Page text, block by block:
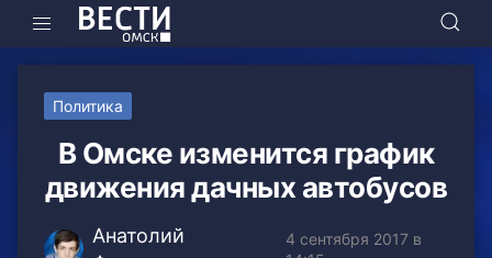
Политика
В Омске изменится график
движения дачных автобусов
Анатолий
4 сентября 2017 в